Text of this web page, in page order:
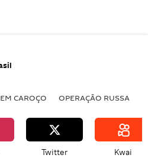
CAROÇO OPERAÇÃO RUSSA
Twitter Kwai